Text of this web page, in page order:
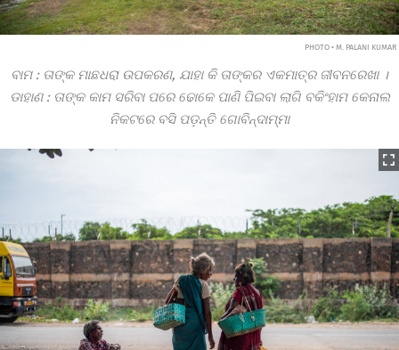
PHOTO • M. PALANI KUMAR
ବାମ : ତାଙ୍କ ମାଛଧରା ଉପକରଣ, ଯାହା କି ତାଙ୍କର ଏକମାତ୍ର ଜୀବନରେଖା ।
ଡାହାଣ : ତାଙ୍କ କାମ ସରିବା ପରେ ଢୋକେ ପାଣି ପିଇବା ଲାଗି ବକିଂହାମ କେନାଲ
ନିକଟରେ ବସି ପଡ଼ନ୍ତି ଗୋବିନ୍ଦାମ୍ମା